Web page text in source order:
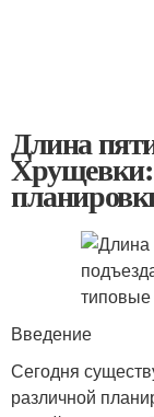
Длина
Хрущевки:
Введение
Сегодня
различной